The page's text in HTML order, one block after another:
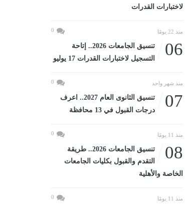
لاختبارات القدرات
منذ 22 يومًا 0
06
تنسيق الجامعات 2026.. إتاحة
التسجيل لاختبارات القدرات 17 يوليو
منذ شهر واحد 0
07
تنسيق الثانوى العام 2027.. اعرف
درجات القبول في 13 محافظة
منذ 11 يومًا 0
08
تنسيق الجامعات 2026.. طريقة
التقدم والقبول بكليات الجامعات
الخاصة والأهلية
منذ 11 يومًا 0